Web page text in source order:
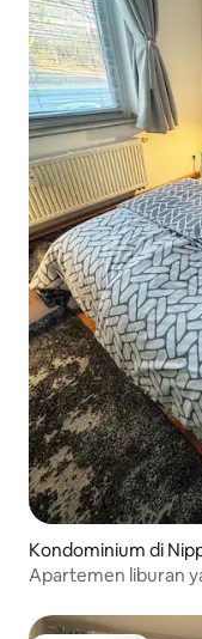
Kondominium di
Apartemen liburan